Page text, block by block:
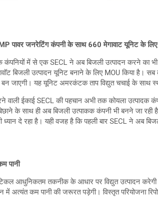
पावर जनरेटिंग कंपनी के साथ 660 मेगावाट यूनिट के
कंपनियों में से एक SECL ने अब बिजली उत्पादन करने का
बिजली उत्पादन यूनिट बनाने के लिए MOU किया है।
जाएगी। यह यूनिट अमरकंटक ताप विद्युत चचाई के साथ
वाली ईकाई SECL की पहचान अभी तक कोयला उत्पादक
के साथ ही अब बिजली उत्पाकक कंपनी भी बनने जा
दे रहा है। यही वजह है कि पहली बार SECL ने अब
पानी
आधुनिकतम तकनीक के आधार पर विद्युत उत्पादन
में अत्यंत कम पानी की जरूरत पड़ेगी। विस्तृत परियोजना